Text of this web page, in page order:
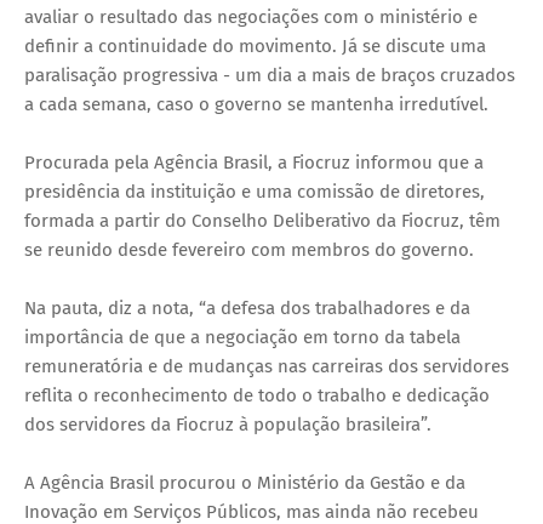
avaliar o resultado das negociações com o ministério e
definir a continuidade do movimento. Já se discute uma
paralisação progressiva - um dia a mais de braços cruzados
a cada semana, caso o governo se mantenha irredutível.
Procurada pela Agência Brasil, a Fiocruz informou que a
presidência da instituição e uma comissão de diretores,
formada a partir do Conselho Deliberativo da Fiocruz, têm
se reunido desde fevereiro com membros do governo.
Na pauta, diz a nota, “a defesa dos trabalhadores e da
importância de que a negociação em torno da tabela
remuneratória e de mudanças nas carreiras dos servidores
reflita o reconhecimento de todo o trabalho e dedicação
dos servidores da Fiocruz à população brasileira”.
A Agência Brasil procurou o Ministério da Gestão e da
Inovação em Serviços Públicos, mas ainda não recebeu